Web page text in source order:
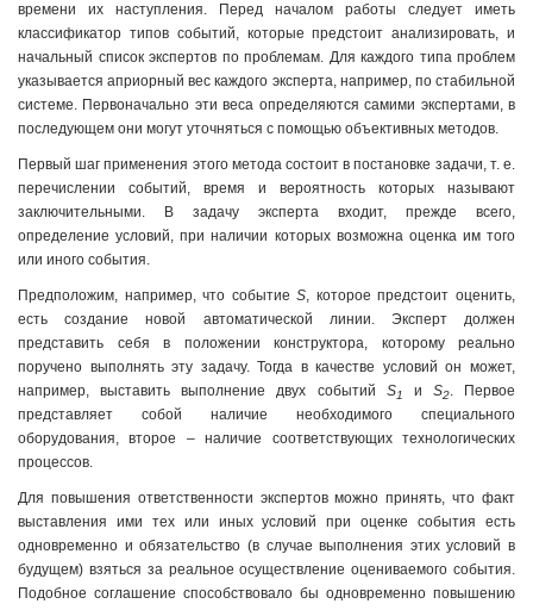
времени их наступления. Перед началом работы следует иметь
классификатор типов событий, которые предстоит анализировать, и
начальный список экспертов по проблемам. Для каждого типа проблем
указывается априорный вес каждого эксперта, например, по стабильной
системе. Первоначально эти веса определяются самими экспертами, в
последующем они могут уточняться с помощью объективных методов.
Первый шаг применения этого метода состоит в постановке задачи, т. е.
перечислении событий, время и вероятность которых называют
заключительными. В задачу эксперта входит, прежде всего,
определение условий, при наличии которых возможна оценка им того
или иного события.
Предположим, например, что событиеS, которое предстоит оценить,
есть создание новой автоматической линии. Эксперт должен
представить себя в положении конструктора, которому реально
поручено выполнять эту задачу. Тогда в качестве условий он может,
например, выставить выполнение двух событий S1 и S2. Первое
представляет собой наличие необходимого специального
оборудования, второе – наличие соответствующих технологических
процессов.
Для повышения ответственности экспертов можно принять, что факт
выставления ими тех или иных условий при оценке события есть
одновременно и обязательство (в случае выполнения этих условий в
будущем) взяться за реальное осуществление оцениваемого события.
Подобное соглашение способствовало бы одновременно повышению